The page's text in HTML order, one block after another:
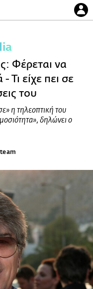
Φέρεται να
Τι είχε πει σε
του
η τηλεοπτική του
δηλώνει ο